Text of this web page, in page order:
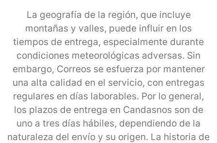
La geografía de la región, que incluye
montañas y valles, puede influir en los
tiempos de entrega, especialmente durante
condiciones meteorológicas adversas. Sin
embargo, Correos se esfuerza por mantener
una alta calidad en el servicio, con entregas
regulares en días laborables. Por lo general,
los plazos de entrega en Candasnos son de
uno a tres días hábiles, dependiendo de la
naturaleza del envío y su origen. La historia de